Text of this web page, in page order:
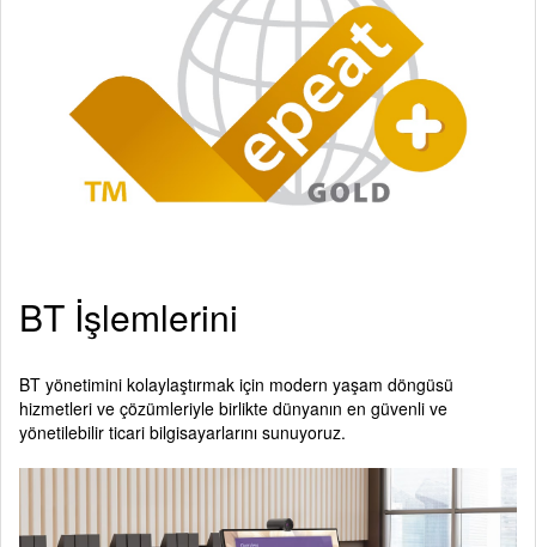
BT İşlemlerini
BT yönetimini kolaylaştırmak için modern yaşam döngüsü
hizmetleri ve çözümleriyle birlikte dünyanın en güvenli ve
yönetilebilir ticari bilgisayarlarını sunuyoruz.